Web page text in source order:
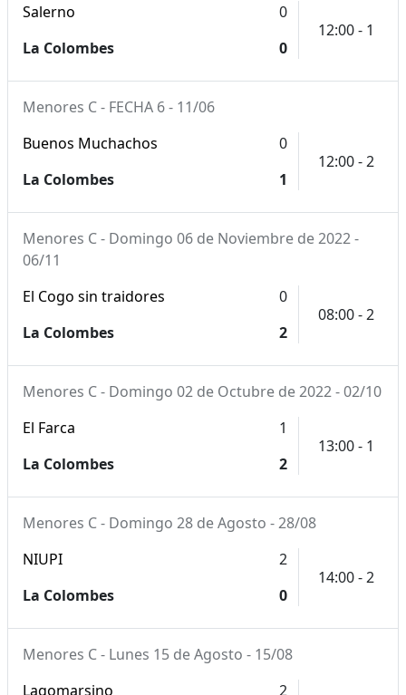
Salerno
0
La Colombes
0
12:00 - 1
Menores C - FECHA 6 - 11/06
Buenos Muchachos
0
La Colombes
1
12:00 - 2
Menores C - Domingo 06 de Noviembre de 2022 -
06/11
El Cogo sin traidores
0
La Colombes
2
08:00 - 2
Menores C - Domingo 02 de Octubre de 2022 - 02/10
El Farca
1
La Colombes
2
13:00 - 1
Menores C - Domingo 28 de Agosto - 28/08
NIUPI
2
La Colombes
0
14:00 - 2
Menores C - Lunes 15 de Agosto - 15/08
Lagomarsino
2